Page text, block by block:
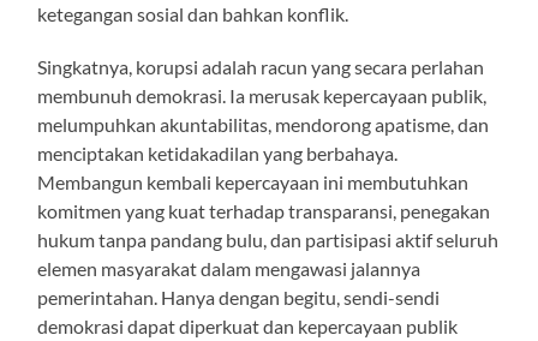
ketegangan sosial dan bahkan konflik.
Singkatnya, korupsi adalah racun yang secara perlahan
membunuh demokrasi. Ia merusak kepercayaan publik,
melumpuhkan akuntabilitas, mendorong apatisme, dan
menciptakan ketidakadilan yang berbahaya.
Membangun kembali kepercayaan ini membutuhkan
komitmen yang kuat terhadap transparansi, penegakan
hukum tanpa pandang bulu, dan partisipasi aktif seluruh
elemen masyarakat dalam mengawasi jalannya
pemerintahan. Hanya dengan begitu, sendi-sendi
demokrasi dapat diperkuat dan kepercayaan publik